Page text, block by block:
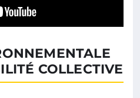
COLLECTIVE